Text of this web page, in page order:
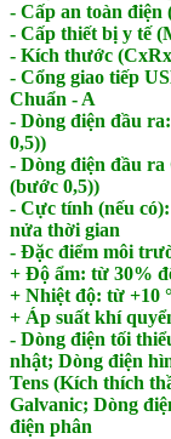
- Cấp an toàn điện
- Cấp thiết bị y tế
- Kích thước
- Cổng giao tiếp
Chuẩn - A
- Dòng điện đầu
0,5))
- Dòng điện đầu ra
(bước 0,5))
- Cực tính (nếu
nửa thời gian
- Đặc điểm môi
+ Độ ẩm: từ 30%
+ Nhiệt độ: từ +10
+ Áp suất khí
- Dòng điện tối
nhật; Dòng điện
Tens (Kích thích
Galvanic; Dòng
điện phân